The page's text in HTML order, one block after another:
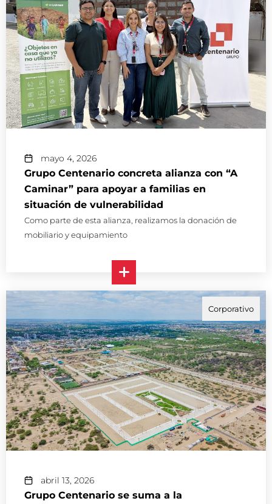
mayo 4, 2026
Grupo Centenario concreta alianza con “A
Caminar” para apoyar a familias en
situación de vulnerabilidad
Como parte de esta alianza, realizamos la donación de
mobiliario y equipamiento
Corporativo
abril 13, 2026
Grupo Centenario se suma a la